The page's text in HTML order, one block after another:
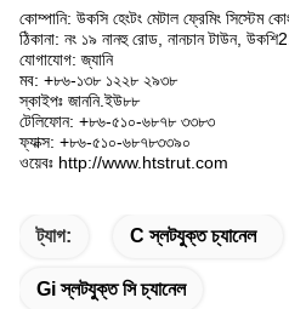
কোম্পানি: উকসি হেংটং মেটাল ফ্রেমিং সিস্টেম
ঠিকানা: নং ১৯ নানহু রোড, নানচান টাউন, উকশি
যোগাযোগ: জ্যানি
মব: +৮৬-১৩৮ ১২২৮ ২৯৩৮
স্কাইপঃ জাননি.ইউ৮৮
টেলিফোন: +৮৬-৫১০-৬৮৭৮ ৩৩৮৩
ফ্যাক্স: +৮৬-৫১০-৬৮৭৮৩৩৯০
ওয়েবঃ http://www.htstrut.com
ট্যাগ: C স্লটযুক্ত চ্যানেল
Gi স্লটযুক্ত সি চ্যানেল